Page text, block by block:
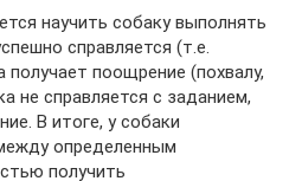
научить собаку выполнять
справляется (т.е.
поощрение (похвалу,
не справляется с заданием,
В итоге, у собаки
определенным
получить